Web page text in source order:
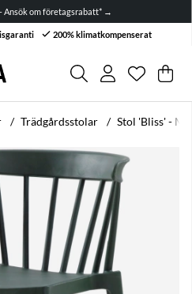
Ansök om företagsrabatt* →
200% klimatkompenserat
Antal i
. .
Trädgårdsstolar Stol 'Bliss' -